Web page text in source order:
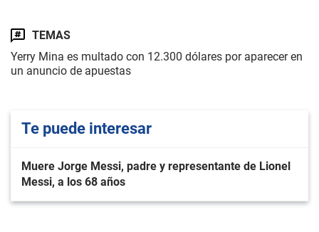
TEMAS
Yerry Mina es multado con 12.300 dólares por aparecer en
un anuncio de apuestas
Te puede interesar
Muere Jorge Messi, padre y representante de Lionel
Messi, a los 68 años